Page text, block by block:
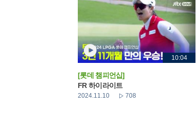
10:04
[롯데 챔피언십]
FR 하이라이트
2024.11.10 708